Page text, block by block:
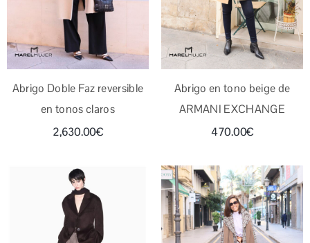
Abrigo Doble Faz reversible
en tonos claros
2,630.00€
Abrigo en tono beige de
ARMANI EXCHANGE
470.00€